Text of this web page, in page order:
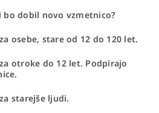
bo dobil novo vzmetnico?
osebe, stare od 12 do 120 let.
otroke do 12 let. Podpirajo
starejše ljudi.